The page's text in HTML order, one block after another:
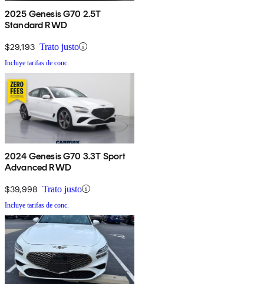
2025 Genesis G70 2.5T
Standard RWD
$29,193 Trato justo
Incluye tarifas de conc.
2024 Genesis G70 3.3T Sport
Advanced RWD
$39,998 Trato justo
Incluye tarifas de conc.